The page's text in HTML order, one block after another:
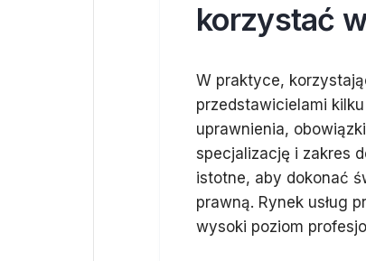
korzystać
W praktyce,
przedstawicielami
uprawnienia,
specjalizację i zakres
istotne, aby dokonać
prawną. Rynek usług
wysoki poziom